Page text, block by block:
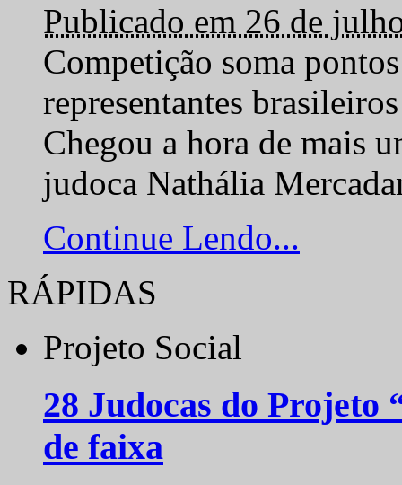
Publicado em 26 de
Competição soma
representantes
Chegou a hora de mais
judoca Nathália
Continue Lendo...
RÁPIDAS
Projeto Social
28 Judocas do
de faixa